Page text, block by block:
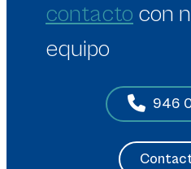
contacto con
equipo
946